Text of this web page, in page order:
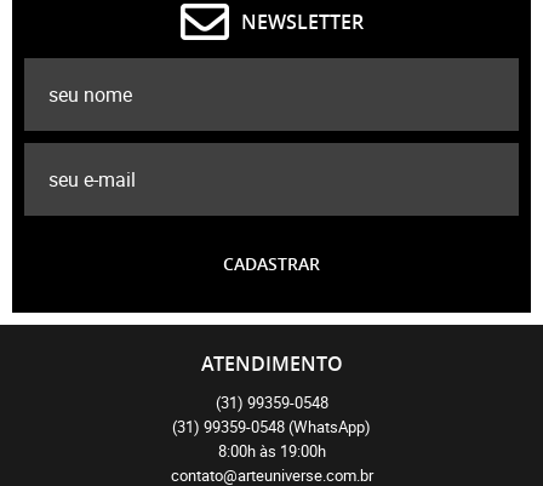
NEWSLETTER
CADASTRAR
ATENDIMENTO
(31) 99359-0548
(31) 99359-0548(WhatsApp)
8:00h às 19:00h
contato@arteuniverse.com.br